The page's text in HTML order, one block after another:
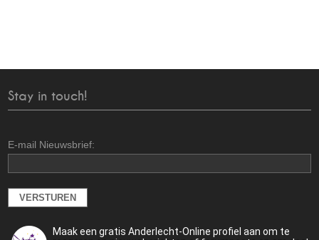
Stay in touch!
E-mail Nieuwsbrief:
Maak een gratis Anderlecht-Online profiel aan om te